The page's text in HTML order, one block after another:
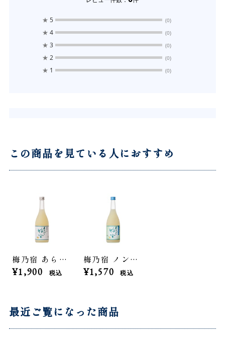
★ 5 (0)
★ 4 (0)
★ 3 (0)
★ 2 (0)
★ 1 (0)
この商品を見ている人におすすめ
梅乃宿 あらごしゆず 720ml
¥1,900 税込
梅乃宿 ノンアルコール あらごしゆず 720ml
¥1,570 税込
最近ご覧になった商品